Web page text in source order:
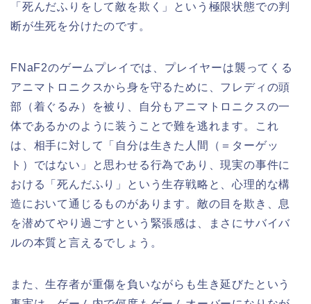
「死んだふりをして敵を欺く」という極限状態での判
断が生死を分けたのです。
FNaF2のゲームプレイでは、プレイヤーは襲ってくる
アニマトロニクスから身を守るために、フレディの頭
部（着ぐるみ）を被り、自分もアニマトロニクスの一
体であるかのように装うことで難を逃れます。これ
は、相手に対して「自分は生きた人間（＝ターゲッ
ト）ではない」と思わせる行為であり、現実の事件に
おける「死んだふり」という生存戦略と、心理的な構
造において通じるものがあります。敵の目を欺き、息
を潜めてやり過ごすという緊張感は、まさにサバイバ
ルの本質と言えるでしょう。
また、生存者が重傷を負いながらも生き延びたという